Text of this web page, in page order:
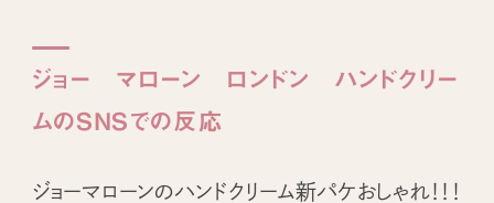
ジョー マローン ロンドン ハンドクリー
ムのSNSでの反応
ジョーマローンのハンドクリーム新パケおしゃれ！！！